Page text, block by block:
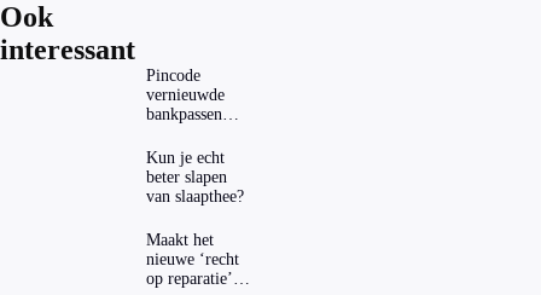
Ook
interessant
Pincode
vernieuwde
bankpassen
ING-app: is dat
wel veilig?
Kun je echt
beter slapen
van slaapthee?
Maakt het
nieuwe ‘recht
op reparatie’